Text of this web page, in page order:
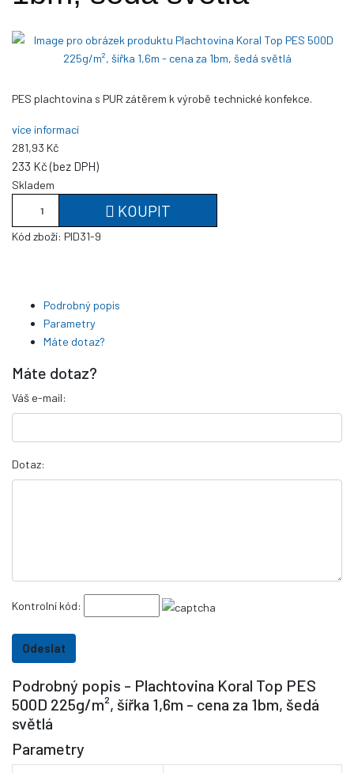
PES plachtovina s PUR zátěrem k výrobě technické konfekce.
více informací
281,93 Kč
233 Kč (bez DPH)
Skladem
KOUPIT
Kód zboží: PID31-9
Podrobný popis
Parametry
Máte dotaz?
Máte dotaz?
Váš e-mail:
Dotaz:
Kontrolní kód:
Podrobný popis - Plachtovina Koral Top PES
500D 225g/m², šířka 1,6m - cena za 1bm, šedá
světlá
Parametry